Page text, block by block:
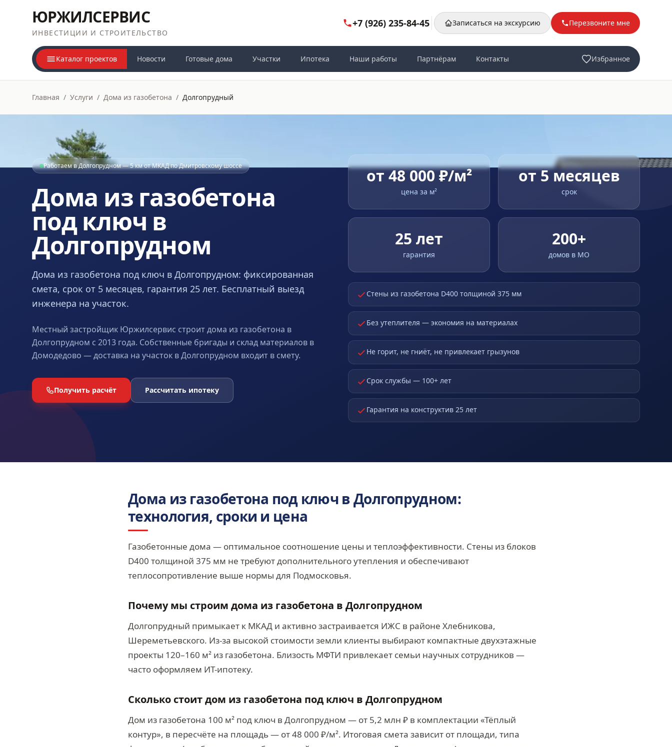
ЮРЖИЛСЕРВИС
ИНВЕСТИЦИИ И СТРОИТЕЛЬСТВО
+7 (926) 235-84-45 Записаться на экскурсию Перезвоните мне
Каталог проектов Новости Готовые дома Участки Ипотека Наши работы Партнёрам Контакты Избранное
Главная / Услуги / Дома из газобетона / Долгопрудный
Работаем в Долгопрудном — 5 км от МКАД по Дмитровскому шоссе
Дома из газобетона
под ключ в
Долгопрудном
Дома из газобетона под ключ в Долгопрудном: фиксированная
смета, срок от 5 месяцев, гарантия 25 лет. Бесплатный выезд
инженера на участок.
Местный застройщик Юржилсервис строит дома из газобетона в
Долгопрудном с 2013 года. Собственные бригады и склад материалов в
Домодедово — доставка на участок в Долгопрудном входит в смету.
Получить расчёт Рассчитать ипотеку
от 48 000 ₽/м²
цена за м²
от 5 месяцев
срок
25 лет
гарантия
200+
домов в МО
Стены из газобетона D400 толщиной 375 мм
Без утеплителя — экономия на материалах
Не горит, не гниёт, не привлекает грызунов
Срок службы — 100+ лет
Гарантия на конструктив 25 лет
Дома из газобетона под ключ в Долгопрудном:
технология, сроки и цена
Газобетонные дома — оптимальное соотношение цены и теплоэффективности. Стены из блоков
D400 толщиной 375 мм не требуют дополнительного утепления и обеспечивают
теплосопротивление выше нормы для Подмосковья.
Почему мы строим дома из газобетона в Долгопрудном
Долгопрудный примыкает к МКАД и активно застраивается ИЖС в районе Хлебникова,
Шереметьевского. Из-за высокой стоимости земли клиенты выбирают компактные двухэтажные
проекты 120–160 м² из газобетона. Близость МФТИ привлекает семьи научных сотрудников —
часто оформляем ИТ-ипотеку.
Сколько стоит дом из газобетона под ключ в Долгопрудном
Дом из газобетона 100 м² под ключ в Долгопрудном — от 5,2 млн ₽ в комплектации «Тёплый
контур», в пересчёте на площадь — от 48 000 ₽/м². Итоговая смета зависит от площади, типа